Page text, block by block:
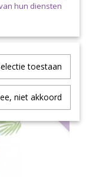
VERRASSING
hun diensten
toestaan
niet akkoord